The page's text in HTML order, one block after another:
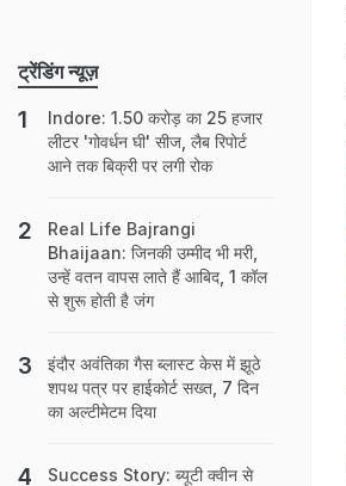
ट्रेंडिंग न्यूज़
Indore: 1.50 करोड़ का 25 हजार
लीटर 'गोवर्धन घी' सीज, लैब रिपोर्ट
आने तक बिक्री पर लगी रोक
Real Life Bajrangi
Bhaijaan: जिनकी उम्‍मीद भी मरी,
उन्‍हें वतन वापस लाते हैं आबिद, 1 कॉल
से शुरू होती है जंग
इंदौर अवंतिका गैस ब्लास्ट केस में झूठे
शपथ पत्र पर हाईकोर्ट सख्त, 7 दिन
का अल्टीमेटम दिया
Success Story: ब्यूटी क्वीन से